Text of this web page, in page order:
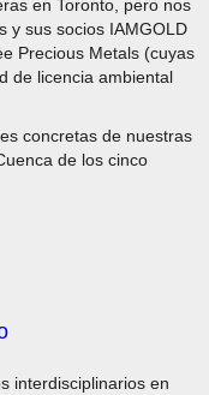
en Toronto, pero nos
y sus socios IAMGOLD
Precious Metals (cuyas
de licencia ambiental
concretas de nuestras
de los cinco
interdisciplinarios en